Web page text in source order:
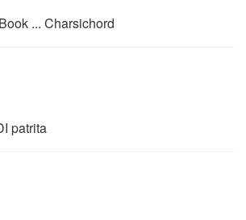
... Charsichord
patrita